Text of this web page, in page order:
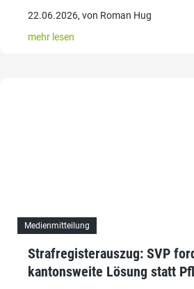
22.06.2026, von Roman Hug
mehr lesen
Medienmitteilung
Strafregisterauszug: SVP
kantonsweite Lösung statt